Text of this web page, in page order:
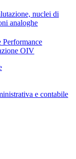
nuclei di
analoghe
OIV
e contabile